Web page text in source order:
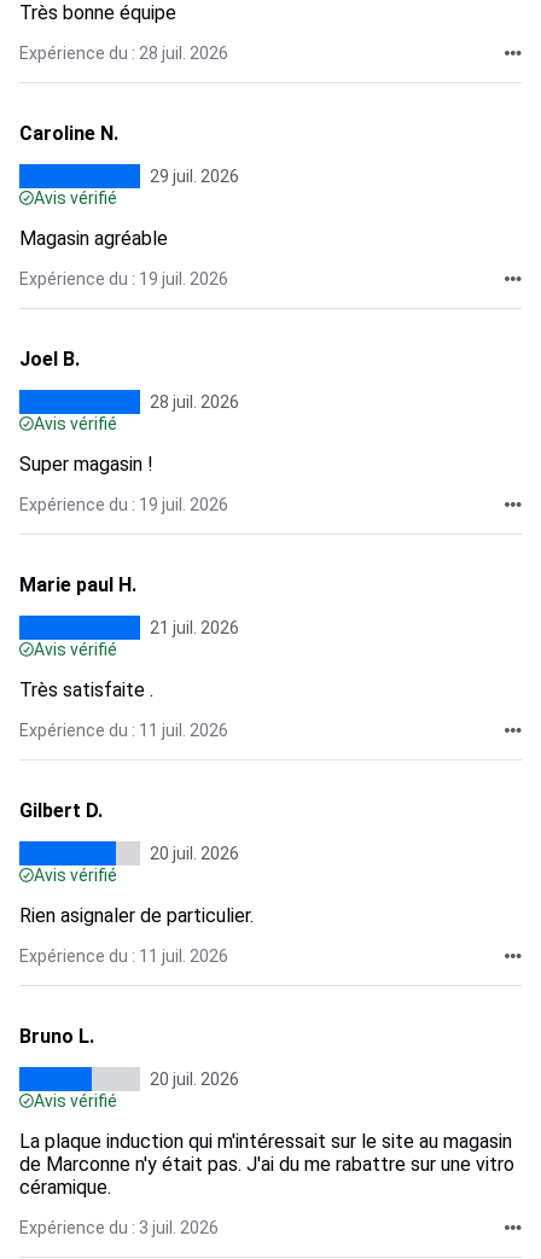
Très bonne équipe
Expérience du : 28 juil. 2026
Caroline N.
29 juil. 2026
Avis vérifié
Magasin agréable
Expérience du : 19 juil. 2026
Joel B.
28 juil. 2026
Avis vérifié
Super magasin !
Expérience du : 19 juil. 2026
Marie paul H.
21 juil. 2026
Avis vérifié
Très satisfaite .
Expérience du : 11 juil. 2026
Gilbert D.
20 juil. 2026
Avis vérifié
Rien asignaler de particulier.
Expérience du : 11 juil. 2026
Bruno L.
20 juil. 2026
Avis vérifié
La plaque induction qui m'intéressait sur le site au magasin
de Marconne n'y était pas. J'ai du me rabattre sur une vitro
céramique.
Expérience du : 3 juil. 2026